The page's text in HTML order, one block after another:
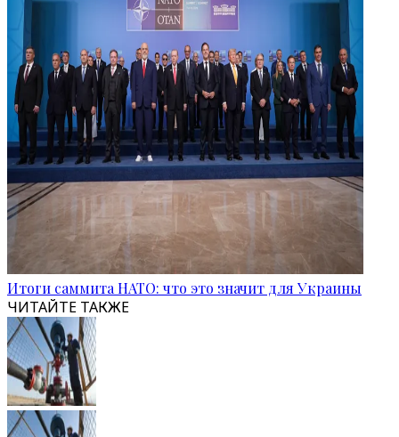
Итоги саммита НАТО: что это значит для Украины
ЧИТАЙТЕ ТАКЖЕ